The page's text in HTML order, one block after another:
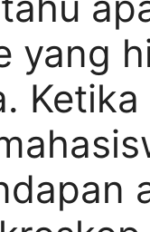
yang